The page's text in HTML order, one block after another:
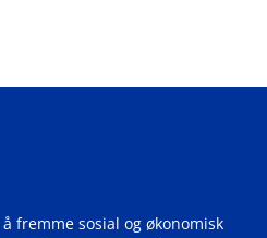
fremme sosial og økonomisk